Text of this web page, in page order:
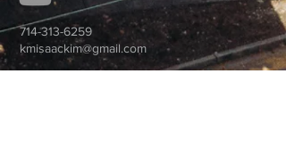
714-313-6259
kmisaackim@gmail.com